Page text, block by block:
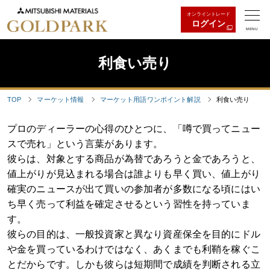
オンライントレード
ログイン
MENU
利食い売り
TOP マーケット情報 マーケット用語ワンポイント解説 利食い売り
プロのディーラーの心得のひとつに、「噂で買ってニュー
スで売れ」という言葉があります。
彼らは、対象とする商品が為替であろうと金であろうと、
値上がりが見込まれる場合は誰よりも早く買い、値上がり
確実のニュースが出て買いの参加者が多数になる頃にはい
ち早く売って利益を確定させるという習性を持っていま
す。
彼らの目的は、一般投資家と異なり資産保全を目的にドル
や金を買っているわけではなく、あくまでも利鞘を稼ぐこ
とだからです。しかも彼らは短期間で成績を判断される立